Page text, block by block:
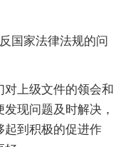
国家法律法规的问
上级文件的领会和
现问题及时解决，
起到积极的促进作